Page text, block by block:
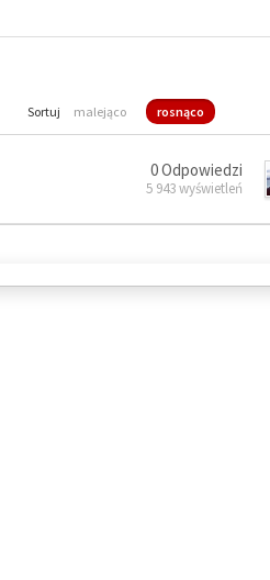
Sortuj malejąco rosnąco
0 Odpowiedzi
5 943 wyświetleń